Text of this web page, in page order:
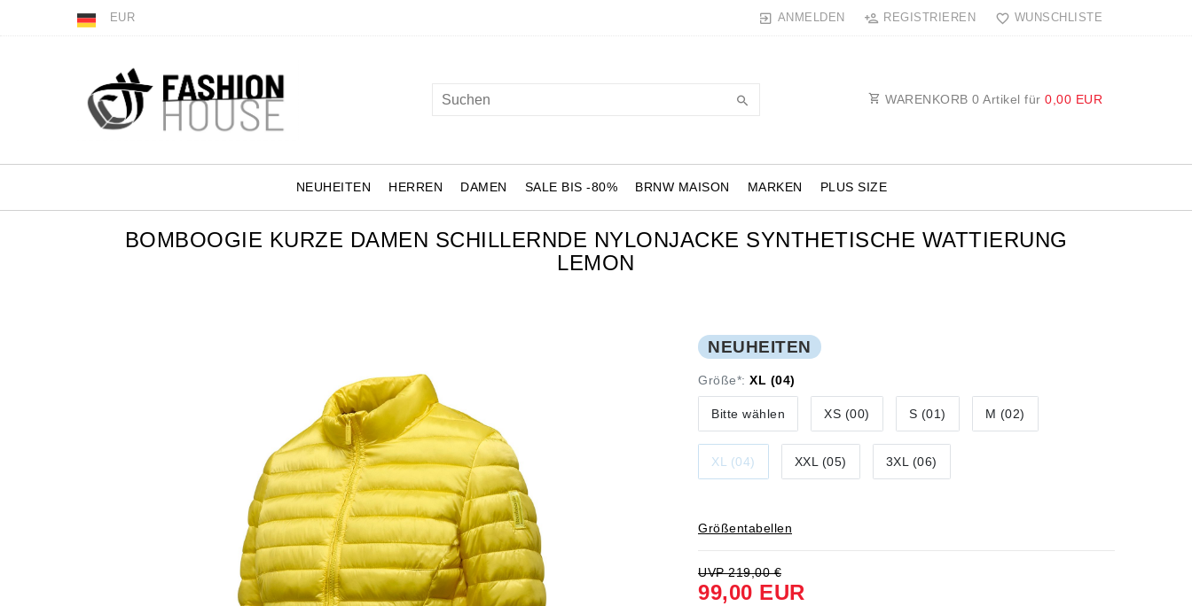
EUR ANMELDEN REGISTRIEREN WUNSCHLISTE
WARENKORB 0 Artikel für 0,00 EUR
NEUHEITEN HERREN DAMEN SALE BIS -80% BRNW MAISON MARKEN PLUS SIZE
BOMBOOGIE KURZE DAMEN SCHILLERNDE NYLONJACKE SYNTHETISCHE WATTIERUNG
LEMON
NEUHEITEN
Größe*: XL (04)
Bitte wählen XS (00) S (01) M (02)
XL (04) XXL (05) 3XL (06)
Größentabellen
UVP 219,00 €
99,00 EUR